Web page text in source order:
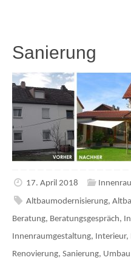
Sanierung
17. April 2018
Altbaumodernisierung,
Beratung, Beratungsgespräch,
Innenraumgestaltung, Interieur,
Renovierung, Sanierung, Umbau